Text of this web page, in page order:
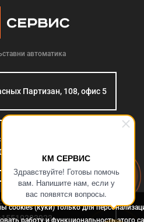
КМ СЕРВИС
Здравствуйте! Готовы помочь
вам. Напишите нам, если у
вас появятся вопросы.
автоматика
Партизан, 108, офис 5
9:00 до 18:00
до 15:00
Л.Б.
cookies (куки) только для
работу и функциональность этого